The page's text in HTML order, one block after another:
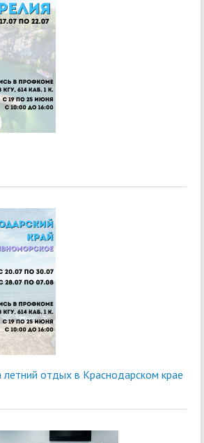
летний отдых в Краснодарском крае